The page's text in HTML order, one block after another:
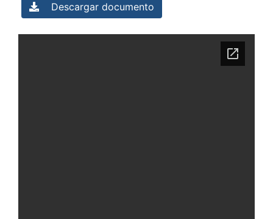
Descargar documento